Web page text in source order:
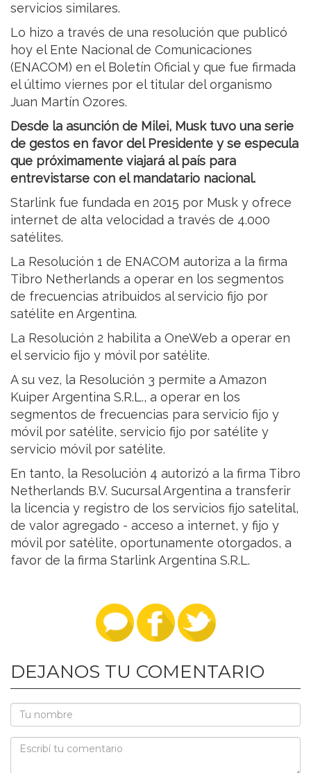
servicios similares.
Lo hizo a través de una resolución que publicó
hoy el Ente Nacional de Comunicaciones
(ENACOM) en el Boletín Oficial y que fue firmada
el último viernes por el titular del organismo
Juan Martín Ozores.
Desde la asunción de Milei, Musk tuvo una serie
de gestos en favor del Presidente y se especula
que próximamente viajará al país para
entrevistarse con el mandatario nacional.
Starlink fue fundada en 2015 por Musk y ofrece
internet de alta velocidad a través de 4.000
satélites.
La Resolución 1 de ENACOM autoriza a la firma
Tibro Netherlands a operar en los segmentos
de frecuencias atribuidos al servicio fijo por
satélite en Argentina.
La Resolución 2 habilita a OneWeb a operar en
el servicio fijo y móvil por satélite.
A su vez, la Resolución 3 permite a Amazon
Kuiper Argentina S.R.L., a operar en los
segmentos de frecuencias para servicio fijo y
móvil por satélite, servicio fijo por satélite y
servicio móvil por satélite.
En tanto, la Resolución 4 autorizó a la firma Tibro
Netherlands B.V. Sucursal Argentina a transferir
la licencia y registro de los servicios fijo satelital,
de valor agregado - acceso a internet, y fijo y
móvil por satélite, oportunamente otorgados, a
favor de la firma Starlink Argentina S.R.L.
DEJANOS TU COMENTARIO